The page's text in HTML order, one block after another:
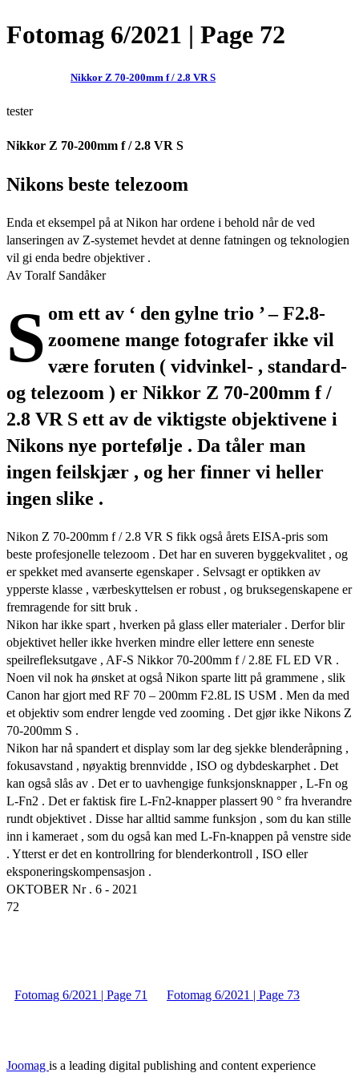
Fotomag 6/2021 | Page 72
Nikkor Z 70-200mm f / 2.8 VR S
tester
Nikkor Z 70-200mm f / 2.8 VR S
Nikons beste telezoom
Enda et eksempel på at Nikon har ordene i behold når de ved
lanseringen av Z-systemet hevdet at denne fatningen og teknologien
vil gi enda bedre objektiver .
Av Toralf Sandåker
S om ett av ‘ den gylne trio ’ – F2.8-
zoomene mange fotografer ikke vil
være foruten ( vidvinkel- , standard-
og telezoom ) er Nikkor Z 70-200mm f /
2.8 VR S ett av de viktigste objektivene i
Nikons nye portefølje . Da tåler man
ingen feilskjær , og her finner vi heller
ingen slike .
Nikon Z 70-200mm f / 2.8 VR S fikk også årets EISA-pris som
beste profesjonelle telezoom . Det har en suveren byggekvalitet , og
er spekket med avanserte egenskaper . Selvsagt er optikken av
ypperste klasse , værbeskyttelsen er robust , og bruksegenskapene er
fremragende for sitt bruk .
Nikon har ikke spart , hverken på glass eller materialer . Derfor blir
objektivet heller ikke hverken mindre eller lettere enn seneste
speilrefleksutgave , AF-S Nikkor 70-200mm f / 2.8E FL ED VR .
Noen vil nok ha ønsket at også Nikon sparte litt på grammene , slik
Canon har gjort med RF 70 – 200mm F2.8L IS USM . Men da med
et objektiv som endrer lengde ved zooming . Det gjør ikke Nikons Z
70-200mm S .
Nikon har nå spandert et display som lar deg sjekke blenderåpning ,
fokusavstand , nøyaktig brennvidde , ISO og dybdeskarphet . Det
kan også slås av . Det er to uavhengige funksjonsknapper , L-Fn og
L-Fn2 . Det er faktisk fire L-Fn2-knapper plassert 90 ° fra hverandre
rundt objektivet . Disse har alltid samme funksjon , som du kan stille
inn i kameraet , som du også kan med L-Fn-knappen på venstre side
. Ytterst er det en kontrollring for blenderkontroll , ISO eller
eksponeringskompensasjon .
OKTOBER Nr . 6 - 2021
72
Fotomag 6/2021 | Page 71 Fotomag 6/2021 | Page 73
Joomag is a leading digital publishing and content experience